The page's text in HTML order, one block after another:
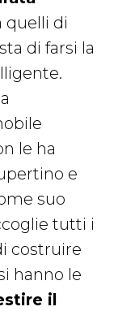
quelli di
di farsi la
le ha
e
suo
tutti i
costruire
hanno le
il